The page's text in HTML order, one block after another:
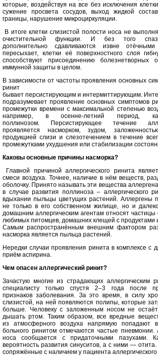
которые, воздействуя на все без исключения
сужение просвета сосудов, выход жидкой
границы, нарушение микроциркуляции.
В итоге клетки слизистой полости носа не
очистительной функции. И без того
дополнительно сдавливаются извне
пересыхает, клетки её поверхностного слоя
способствуют присоединению болезнетворных
иммунной защиты в целом.
В зависимости от частоты проявления основных
ринит
бывает персистирующим и интермиттирующим.
подразумевает проявление основных симптомов
промежутки времени с максимальной степенью
например, в осенне-летний
поллинозом. Персистирующее течение
проявляется насморком, зудом,
продукцией слизи и слезотечением в течение
промежутками ухудшения или стабилизации
Каковы основные причины насморка?
Главной причиной аллергического ринита
смеси воздуха. Точнее, наличие в нём веществ,
оболочку. Принято называть эти вещества
в случае развития поллиноза – аллергического
вдыхании пыльцы цветущих растений. Аллергены
не только в его собственном жилище, но и
домашним аллергическим агентам относят
любимых питомцев, домашних клещей с продуктами
Самым распространённым внешним фактором
насморка является пыльца растений.
Нередки случаи проявления ринита в комплексе с
приём аспирина.
Чем опасен аллергический ринит?
Зачастую многие из страдающих аллергическим
специалисту только спустя 2–3 года после
признаков заболевания. За это время, в силу
слизистой, на ней появляются полипы, которые
больше. Человеку с заложенным носом не
дышать ртом. Таким образом, все вредные
из атмосферного воздуха напрямую попадают
больного ринитом отмечаются частые пневмонии.
носа сообщается с придаточными пазухами.
вероятность развития синуситов, а с ними —
сопряжённые с наличием у пациента